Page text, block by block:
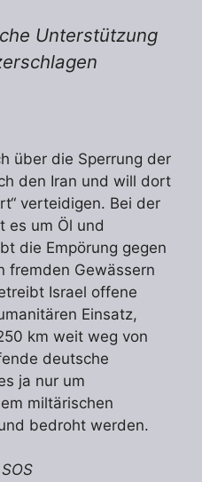
Unterstützung
über die Sperrung der
den Iran und will dort
verteidigen. Bei der
es um Öl und
die Empörung gegen
fremden Gewässern
Israel offene
Einsatz,
km weit weg von
deutsche
ja nur um
miltärischen
bedroht werden.